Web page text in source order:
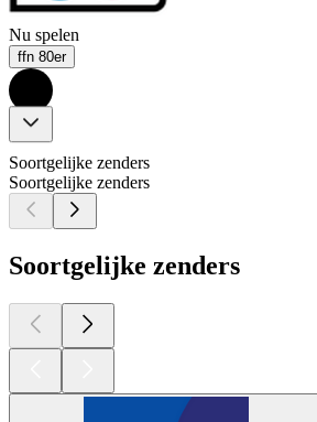
Nu spelen
ffn 80er
Soortgelijke zenders
Soortgelijke zenders
Soortgelijke zenders